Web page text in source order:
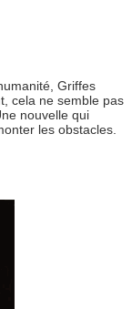
Griffes
cela ne semble pas
nouvelle qui
les obstacles.